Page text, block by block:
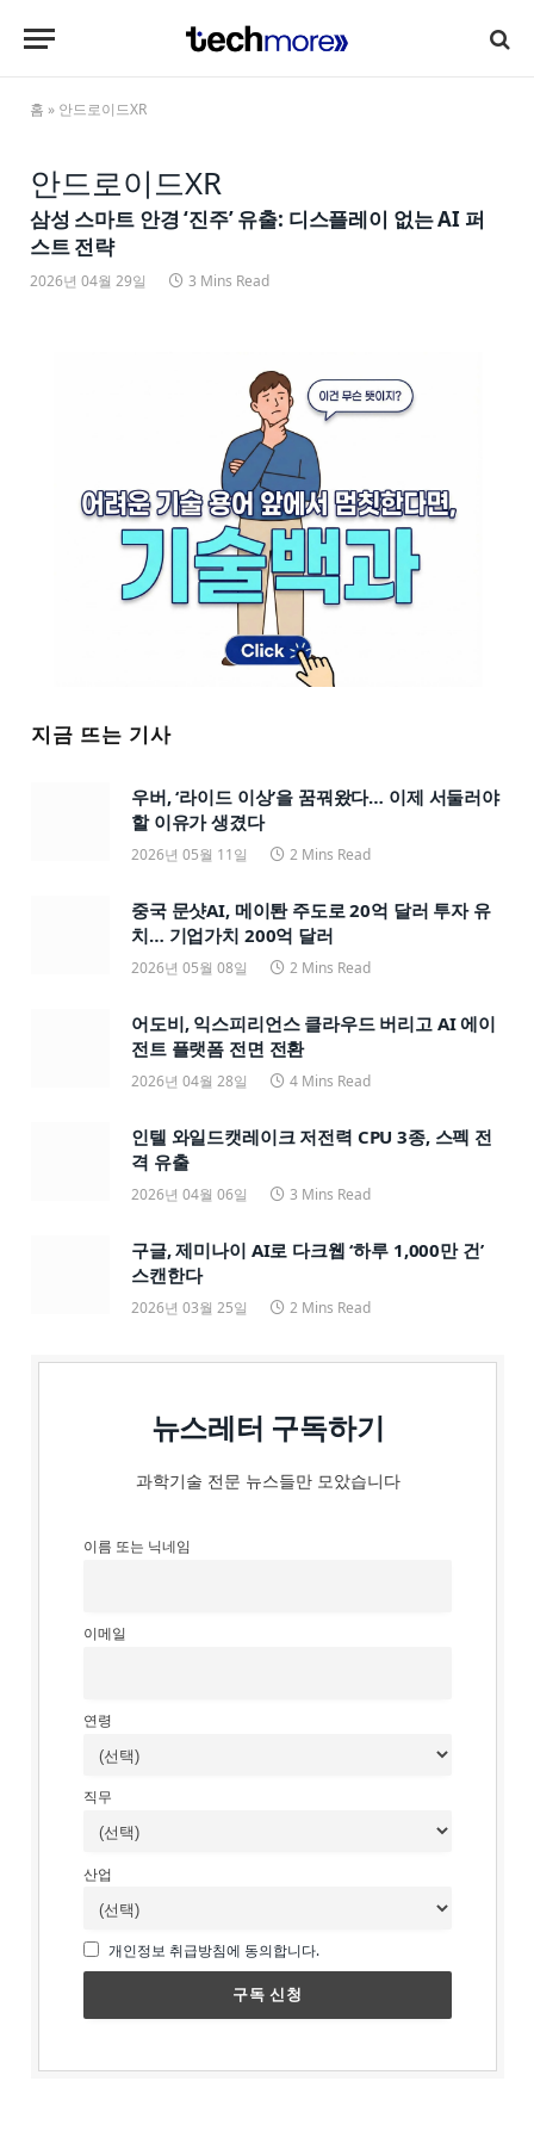
홈 » 안드로이드XR
안드로이드XR
삼성 스마트 안경 ‘진주’ 유출: 디스플레이 없는 AI 퍼
스트 전략
2026년 04월 29일 3 Mins Read
지금 뜨는 기사
우버, ‘라이드 이상’을 꿈꿔왔다… 이제 서둘러야
할 이유가 생겼다
2026년 05월 11일 2 Mins Read
중국 문샷AI, 메이퇀 주도로 20억 달러 투자 유
치… 기업가치 200억 달러
2026년 05월 08일 2 Mins Read
어도비, 익스피리언스 클라우드 버리고 AI 에이
전트 플랫폼 전면 전환
2026년 04월 28일 4 Mins Read
인텔 와일드캣레이크 저전력 CPU 3종, 스펙 전
격 유출
2026년 04월 06일 3 Mins Read
구글, 제미나이 AI로 다크웹 ‘하루 1,000만 건’
스캔한다
2026년 03월 25일 2 Mins Read
뉴스레터 구독하기
과학기술 전문 뉴스들만 모았습니다
이름 또는 닉네임
이메일
연령
직무
산업
개인정보 취급방침에 동의합니다.